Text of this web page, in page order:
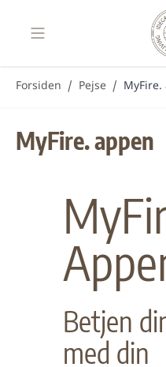
Forsiden / Pejse / MyFire.
MyFire. appen
Betjen
med din